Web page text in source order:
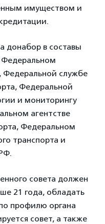
имуществом и
донабор в составы
Федеральном
Федеральной службе
Федеральной
и мониторингу
агентстве
Федеральном
транспорта и
совета должен
21 года, обладать
профилю органа
совет, а также